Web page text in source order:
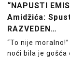
“NAPUSTI
Amidžića:
RAZVEDEN…
“To nije
noći bila je gošća